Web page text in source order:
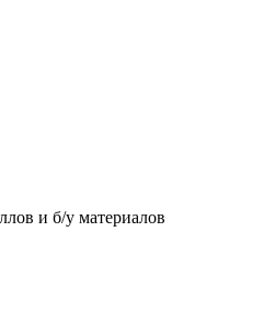
и б/у материалов